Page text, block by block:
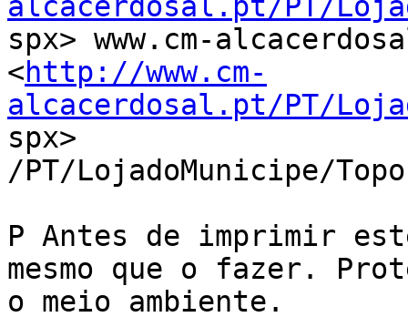
alcacerdosal.pt/PT/
spx> www.cm-
<http://www.cm-
alcacerdosal.pt/PT/
spx>
/PT/LojadoMunicipe/
P Antes de imprimir
mesmo que o fazer.